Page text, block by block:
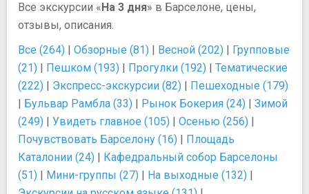
Все экскурсии «На 3 дня» в Барселоне, цены,
отзывы, описания.
Все (264) | Обзорные (81) | Весной (202) | Групповые
(21) | Пешком (193) | Прогулки (192) | Тематические
(222) | Экспресс-экскурсии (82) | Пешеходные (179)
| Бульвар Рамбла (33) | Рынок Бокерия (24) | Зимой
(249) | Увидеть главное (105) | Осенью (256) |
Почувствовать Барселону (16) | Площадь
Каталонии (24) | Кафедральный собор Барселоны
(51) | Мини-группы (27) | На выходные (132) |